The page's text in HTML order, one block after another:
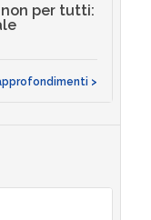
non per tutti:
>